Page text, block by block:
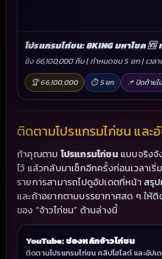
โปรแกรมไก่ชน: 8KING มหาโชค 🆚
ชิง 66,100,000 กีบ | กำหนดชน 5 ยก | เวลา
🏆 66,100,000 ⏱ 5 ยก 📌 ปิดท้าย
ติดตามโปรแกรมไก่ชน และ
ถ้าคุณตามโปรแกรมไก่ชนแบบจริงจั
ไว้ แล้วกลับมาเช็กอีกครั้งก่อนเวลาเ
รายการสามารถไปดูอัปเดตที่หน้า สรุ
และถ้าอยากตามบรรยากาศสด ๆ ให้
ของ “จ้าวไก่ชน” ด้านล่างนี้
YouTube: ช่องหลักจ้าวไก่ชน
ติดตามโปรแกรมไก่ชน คลิปไฮไลต์ และอัปเ